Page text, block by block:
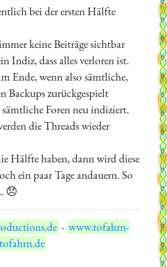
bei der ersten Hälfte
keine Beiträge sichtbar
Indiz, dass alles verloren ist.
Ende, wenn also sämtliche,
Backups zurückgespielt
Foren neu indiziert.
die Threads wieder
Hälfte haben, dann wird diese
ein paar Tage andauern. So
😞
- www.tofahrn-